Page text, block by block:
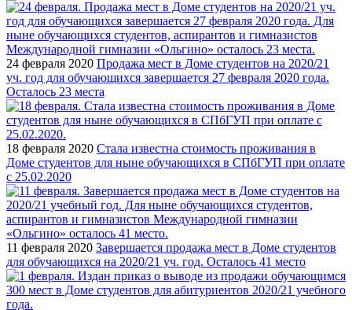
24 февраля 2020 Продажа мест в Доме студентов на 2020/21
уч. год для обучающихся завершается 27 февраля 2020 года.
Осталось 23 места
18 февраля 2020 Стала известна стоимость проживания в
Доме студентов для ныне обучающихся в СПбГУП при оплате
с 25.02.2020
11 февраля 2020 Завершается продажа мест в Доме студентов
для обучающихся на 2020/21 уч. год. Осталось 41 место